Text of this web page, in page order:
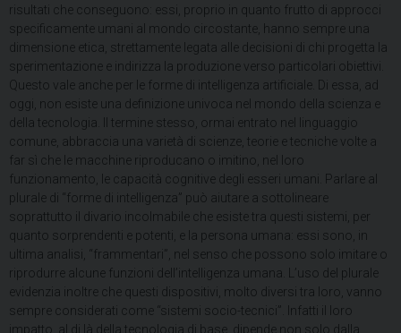
risultati che conseguono: essi, proprio in quanto frutto di approcci
specificamente umani al mondo circostante, hanno sempre una
dimensione etica, strettamente legata alle decisioni di chi progetta la
sperimentazione e indirizza la produzione verso particolari obiettivi.
Questo vale anche per le forme di intelligenza artificiale. Di essa, ad
oggi, non esiste una definizione univoca nel mondo della scienza e
della tecnologia. Il termine stesso, ormai entrato nel linguaggio
comune, abbraccia una varietà di scienze, teorie e tecniche volte a
far sì che le macchine riproducano o imitino, nel loro
funzionamento, le capacità cognitive degli esseri umani. Parlare al
plurale di “forme di intelligenza” può aiutare a sottolineare
soprattutto il divario incolmabile che esiste tra questi sistemi, per
quanto sorprendenti e potenti, e la persona umana: essi sono, in
ultima analisi, “frammentari”, nel senso che possono solo imitare o
riprodurre alcune funzioni dell’intelligenza umana. L’uso del plurale
evidenzia inoltre che questi dispositivi, molto diversi tra loro, vanno
sempre considerati come “sistemi socio-tecnici”. Infatti il loro
impatto, al di là della tecnologia di base, dipende non solo dalla